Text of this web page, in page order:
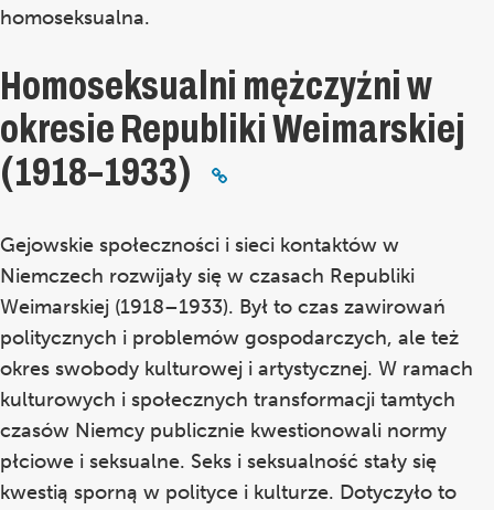
homoseksualna.
Homoseksualni mężczyźni w
okresie Republiki Weimarskiej
(1918–1933)
Gejowskie społeczności i sieci kontaktów w
Niemczech rozwijały się w czasach Republiki
Weimarskiej (1918–1933). Był to czas zawirowań
politycznych i problemów gospodarczych, ale też
okres swobody kulturowej i artystycznej. W ramach
kulturowych i społecznych transformacji tamtych
czasów Niemcy publicznie kwestionowali normy
płciowe i seksualne. Seks i seksualność stały się
kwestią sporną w polityce i kulturze. Dotyczyło to